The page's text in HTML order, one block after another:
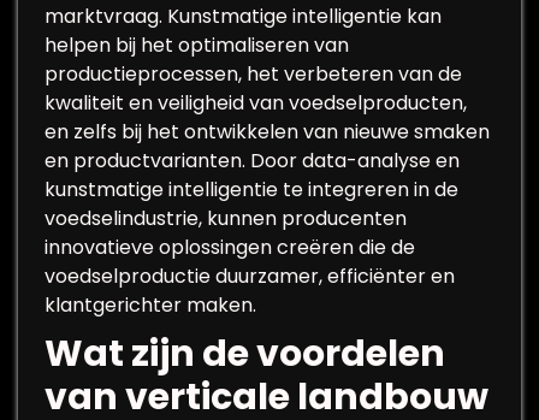
marktvraag. Kunstmatige intelligentie kan
helpen bij het optimaliseren van
productieprocessen, het verbeteren van de
kwaliteit en veiligheid van voedselproducten,
en zelfs bij het ontwikkelen van nieuwe smaken
en productvarianten. Door data-analyse en
kunstmatige intelligentie te integreren in de
voedselindustrie, kunnen producenten
innovatieve oplossingen creëren die de
voedselproductie duurzamer, efficiënter en
klantgerichter maken.
Wat zijn de voordelen
van verticale landbouw